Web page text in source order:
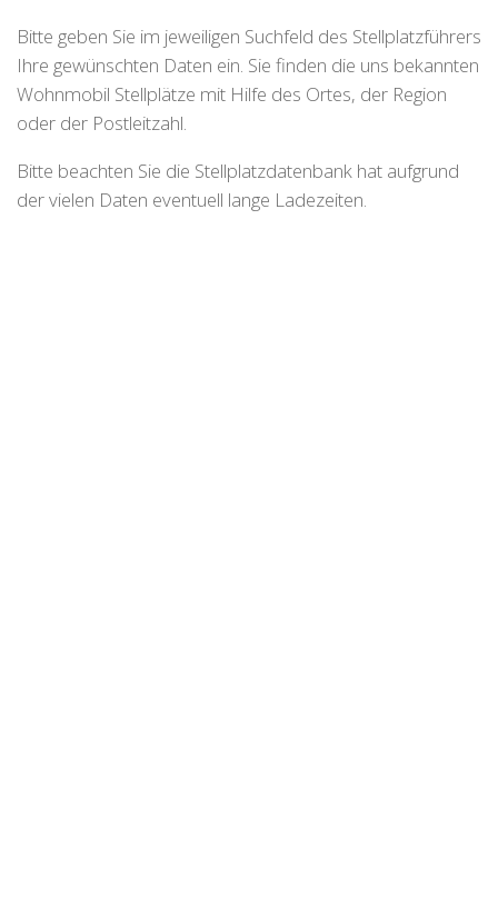
Bitte geben Sie im jeweiligen Suchfeld des Stellplatzführers
Ihre gewünschten Daten ein. Sie finden die uns bekannten
Wohnmobil Stellplätze mit Hilfe des Ortes, der Region
oder der Postleitzahl.
Bitte beachten Sie die Stellplatzdatenbank hat aufgrund
der vielen Daten eventuell lange Ladezeiten.